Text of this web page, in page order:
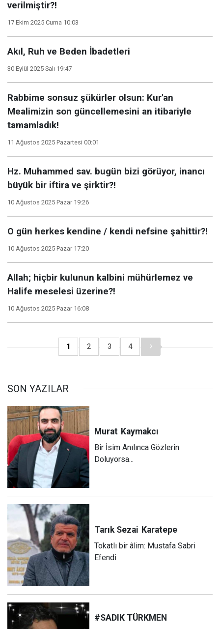
verilmiştir?!
17 Ekim 2025 Cuma 10:03
Akıl, Ruh ve Beden İbadetleri
30 Eylül 2025 Salı 19:47
Rabbime sonsuz şükürler olsun: Kur'an
Mealimizin son güncellemesini an itibariyle
tamamladık!
11 Ağustos 2025 Pazartesi 00:01
Hz. Muhammed sav. bugün bizi görüyor, inancı
büyük bir iftira ve şirktir?!
10 Ağustos 2025 Pazar 19:26
O gün herkes kendine / kendi nefsine şahittir?!
10 Ağustos 2025 Pazar 17:20
Allah; hiçbir kulunun kalbini mühürlemez ve
Halife meselesi üzerine?!
10 Ağustos 2025 Pazar 16:08
1 2 3 4
SON YAZILAR
Murat Kaymakcı
Bir İsim Anılınca Gözlerin
Doluyorsa...
Tarık Sezai Karatepe
Tokatlı bir âlim: Mustafa Sabri
Efendi
#SADIK TÜRKMEN